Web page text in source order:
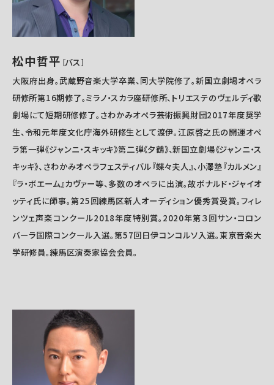
松中哲平 ［バス］
大阪府出身。武蔵野音楽大学卒業、同大学院修了。新国立劇場オペラ
研修所第16期修了。ミラノ・スカラ座研修所、トリエステのヴェルディ歌
劇場にて短期研修修了。さわかみオペラ芸術振興財団2017年度奨学
生、令和元年度文化庁海外研修生として渡伊。江原啓之氏の開運オペ
ラ第一弾《ジャンニ・スキッキ》第二弾《夕鶴》、新国立劇場《ジャンニ・ス
キッキ》、さわかみオペラフェスティバル『蝶々夫人』、小澤塾『カルメン』
『ラ・ボエーム』カヴァー等、多数のオペラに出演。故ボナルド・ジャイオ
ッティ氏に師事。第25回練馬区新人オーディション優秀賞受賞。フィレ
ンツェ声楽コンクール2018年度特別賞。2020年第３回サン・コロン
バーラ国際コンクール入選。第57回日伊コンコルソ入選。東京音楽大
学研修員。練馬区演奏家協会会員。